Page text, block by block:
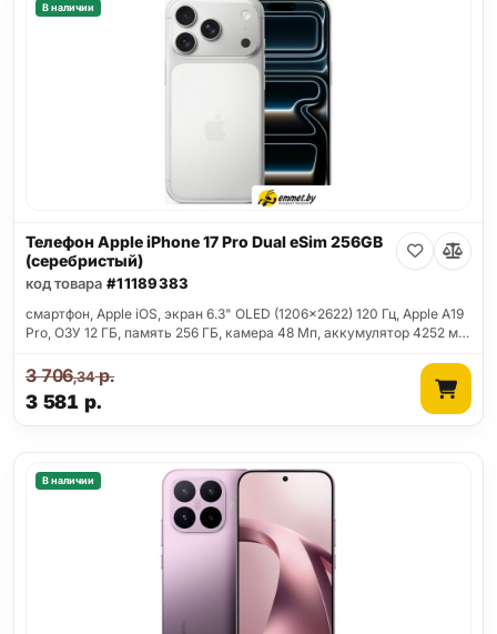
В наличии
Телефон Apple iPhone 17 Pro Dual eSim 256GB
(серебристый)
код товара #11189383
смартфон, Apple iOS, экран 6.3" OLED (1206x2622) 120 Гц, Apple A19
Pro, ОЗУ 12 ГБ, память 256 ГБ, камера 48 Мп, аккумулятор 4252 м…
3 581 р.
3 706,34р.
В наличии